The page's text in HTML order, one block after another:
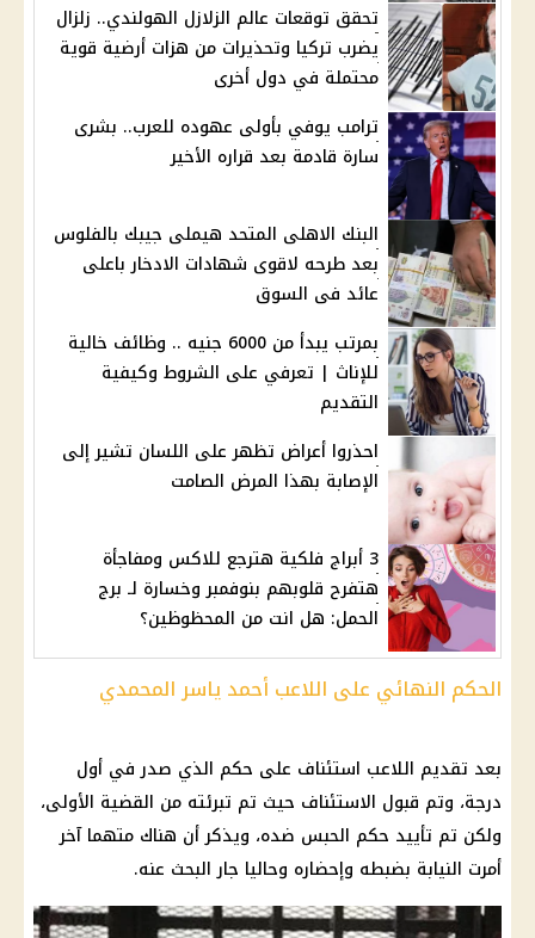
تحقق توقعات عالم الزلازل الهولندي.. زلزال
يضرب تركيا وتحذيرات من هزات أرضية قوية
محتملة في دول أخرى
ترامب يوفي بأولى عهوده للعرب.. بشرى
سارة قادمة بعد قراره الأخير
البنك الاهلى المتحد هيملى جيبك بالفلوس
بعد طرحه لاقوى شهادات الادخار باعلى
عائد فى السوق
بمرتب يبدأ من 6000 جنيه .. وظائف خالية
للإناث | تعرفي على الشروط وكيفية
التقديم
احذروا أعراض تظهر على اللسان تشير إلى
الإصابة بهذا المرض الصامت
3 أبراج فلكية هترجع للاكس ومفاجأة
هتفرح قلوبهم بنوفمبر وخسارة لـ برج
الحمل: هل انت من المحظوظين؟
الحكم النهائي على اللاعب أحمد ياسر المحمدي
بعد تقديم اللاعب استئناف على حكم الذي صدر في أول
درجة، وتم قبول الاستئناف حيث تم تبرئته من القضية الأولى،
ولكن تم تأييد حكم الحبس ضده، ويذكر أن هناك متهما آخر
أمرت النيابة بضبطه وإحضاره وحاليا جار البحث عنه.